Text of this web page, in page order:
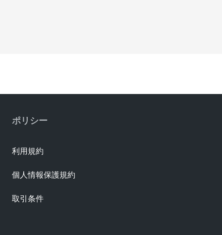
ポリシー
利用規約
個人情報保護規約
取引条件